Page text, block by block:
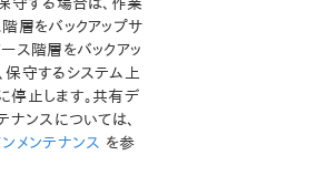
ける LifeKeeper for Windows の利用
インストレーションガイド
テクニカルドキュメンテーショ
層をバックアップサ
ス階層をバックアッ
保守するシステム上
停止します。共有デ
ナンスについては、
メンテナンス を参